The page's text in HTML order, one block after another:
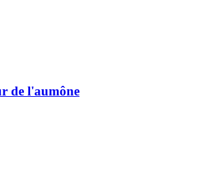
de l'aumône